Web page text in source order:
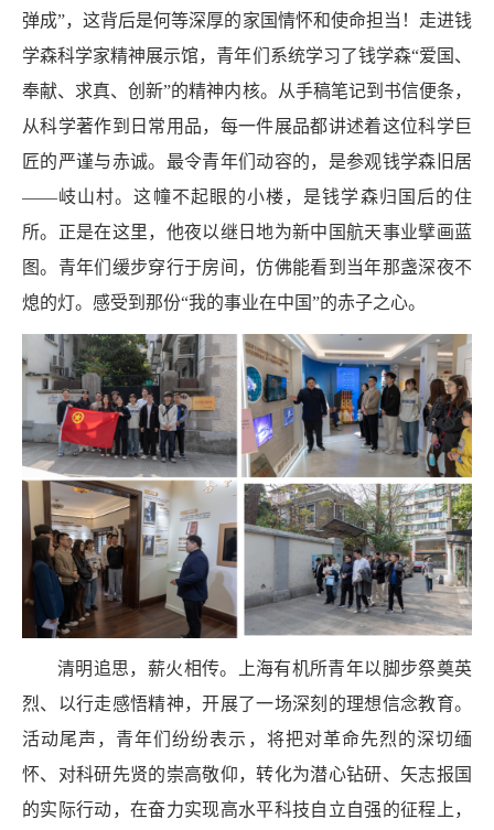
弹成”，这背后是何等深厚的家国情怀和使命担当！走进钱
学森科学家精神展示馆，青年们系统学习了钱学森“爱国、
奉献、求真、创新”的精神内核。从手稿笔记到书信便条，
从科学著作到日常用品，每一件展品都讲述着这位科学巨
匠的严谨与赤诚。最令青年们动容的，是参观钱学森旧居
——岐山村。这幢不起眼的小楼，是钱学森归国后的住
所。正是在这里，他夜以继日地为新中国航天事业擘画蓝
图。青年们缓步穿行于房间，仿佛能看到当年那盏深夜不
熄的灯。感受到那份“我的事业在中国”的赤子之心。
清明追思，薪火相传。上海有机所青年以脚步祭奠英
烈、以行走感悟精神，开展了一场深刻的理想信念教育。
活动尾声，青年们纷纷表示，将把对革命先烈的深切缅
怀、对科研先贤的崇高敬仰，转化为潜心钻研、矢志报国
的实际行动，在奋力实现高水平科技自立自强的征程上，